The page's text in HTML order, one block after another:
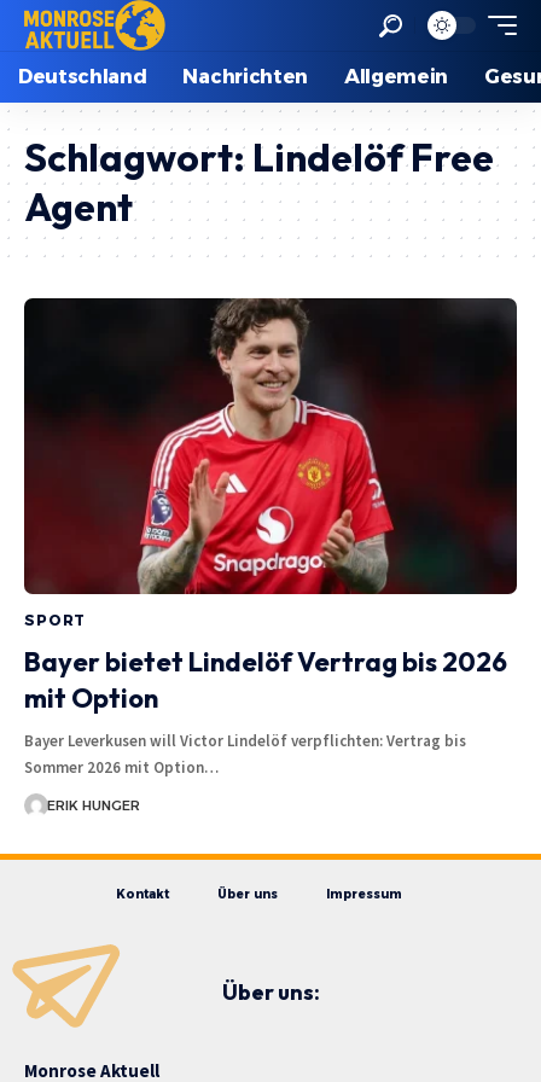
Deutschland Nachrichten Allgemein
Schlagwort: Lindelöf Free
Agent
SPORT
Bayer bietet Lindelöf Vertrag bis 2026
mit Option
Bayer Leverkusen will Victor Lindelöf verpflichten: Vertrag bis
Sommer 2026 mit Option…
ERIK HUNGER
Kontakt Über uns Impressum
Über uns:
Monrose Aktuell